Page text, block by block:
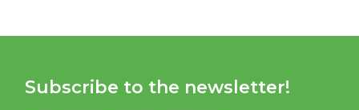
Subscribe to the newsletter!